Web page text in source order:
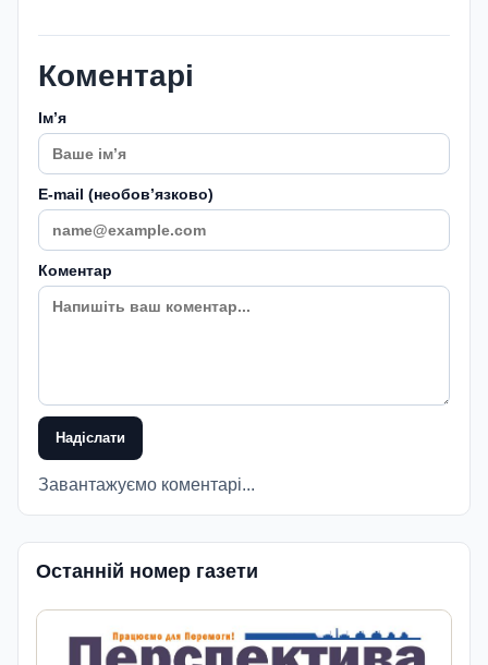
Коментарі
Імʼя
E-mail (необовʼязково)
Коментар
Надіслати
Завантажуємо коментарі...
Останній номер газети